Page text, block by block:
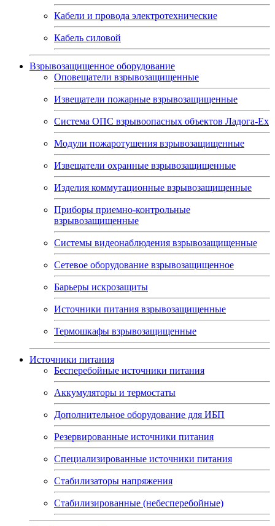
Кабели и провода электротехнические
Кабель силовой
Взрывозащищенное оборудование
Оповещатели взрывозащищенные
Извещатели пожарные взрывозащищенные
Система ОПС взрывоопасных объектов Ладога-Ex
Модули пожаротушения взрывозащищенные
Извещатели охранные взрывозащищенные
Изделия коммутационные взрывозащищенные
Приборы приемно-контрольные
взрывозащищенные
Системы видеонаблюдения взрывозащищенные
Сетевое оборудование взрывозащищенное
Барьеры искрозащиты
Источники питания взрывозащищенные
Термошкафы взрывозащищенные
Источники питания
Бесперебойные источники питания
Аккумуляторы и термостаты
Дополнительное оборудование для ИБП
Резервированные источники питания
Специализированные источники питания
Стабилизаторы напряжения
Стабилизированные (небесперебойные)